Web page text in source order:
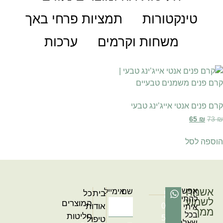
טינקטורות
תמציות פרחי באך
משחות וקרמים
ערכות
קרם פנים אנטי אייג’ינג טבעי
73₪
65 ₪
הוספה לסל
אשמח
לשמוע
ממך
אפשר
להתייעץ
איתי
בכל
|
0
5
שםאימיילבית
אודות
טיפול
כל
המוצרים
חליטות